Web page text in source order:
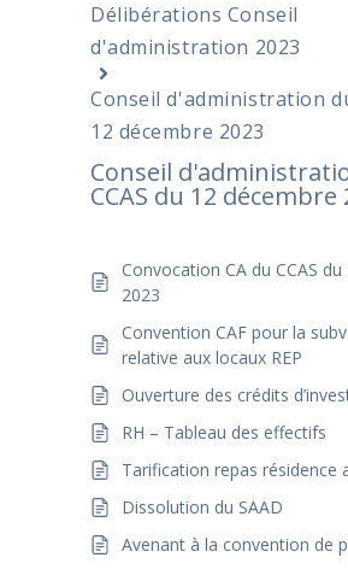
Délibérations Conseil
d'administration 2023
Conseil d'administration
12 décembre 2023
Conseil
CCAS du 12 décembre
Convocation CA du CCAS
2023
Convention CAF pour la
relative aux locaux REP
Ouverture des crédits
RH – Tableau des effectifs
Tarification repas résidence
Dissolution du SAAD
Avenant à la convention de